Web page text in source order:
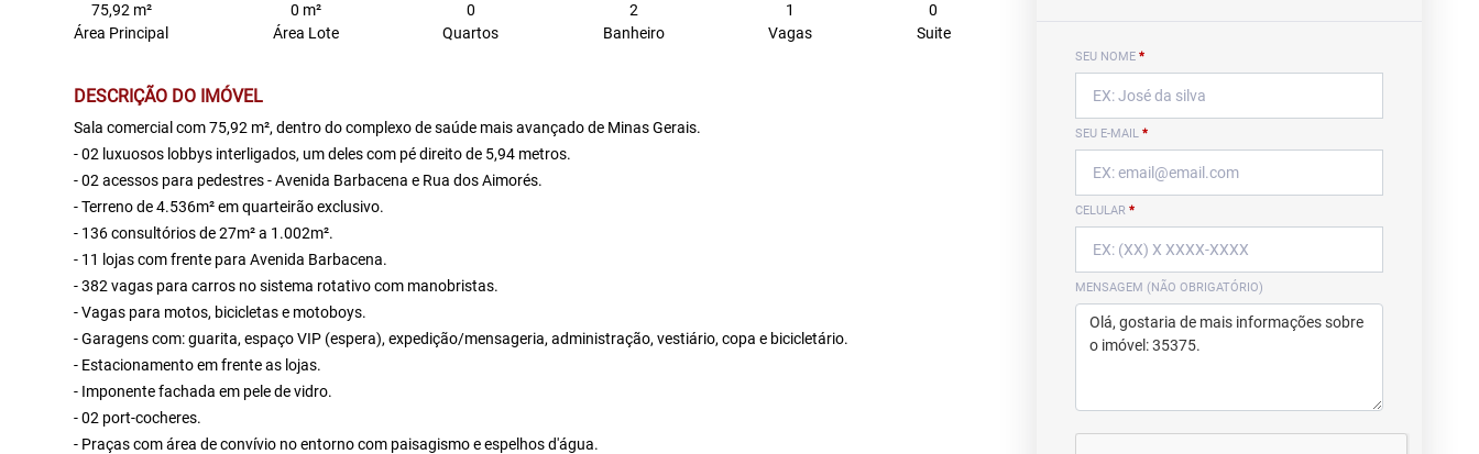
75,92 m²
Área Principal
0 m²
Área Lote
0
Quartos
2
Banheiro
1
Vagas
0
Suite
DESCRIÇÃO DO IMÓVEL
Sala comercial com 75,92 m², dentro do complexo de saúde mais avançado de Minas Gerais.
- 02 luxuosos lobbys interligados, um deles com pé direito de 5,94 metros.
- 02 acessos para pedestres - Avenida Barbacena e Rua dos Aimorés.
- Terreno de 4.536m² em quarteirão exclusivo.
- 136 consultórios de 27m² a 1.002m².
- 11 lojas com frente para Avenida Barbacena.
- 382 vagas para carros no sistema rotativo com manobristas.
- Vagas para motos, bicicletas e motoboys.
- Garagens com: guarita, espaço VIP (espera), expedição/mensageria, administração, vestiário, copa e bicicletário.
- Estacionamento em frente as lojas.
- Imponente fachada em pele de vidro.
- 02 port-cocheres.
- Praças com área de convívio no entorno com paisagismo e espelhos d'água.
SEU NOME *
SEU E-MAIL *
CELULAR *
MENSAGEM (NÃO OBRIGATÓRIO)